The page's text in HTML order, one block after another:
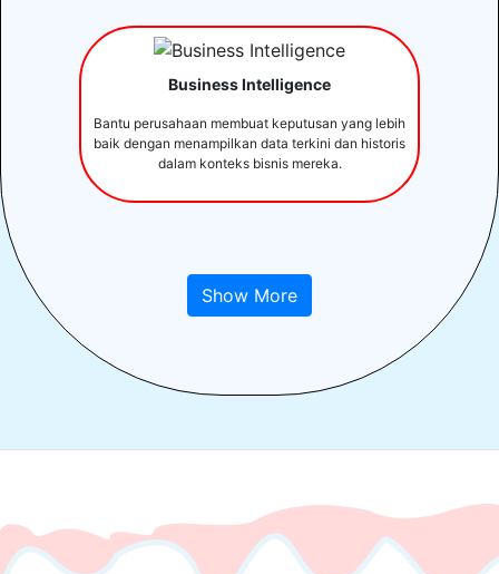
Business Intelligence
Bantu perusahaan membuat keputusan yang lebih
baik dengan menampilkan data terkini dan historis
dalam konteks bisnis mereka.
Show More